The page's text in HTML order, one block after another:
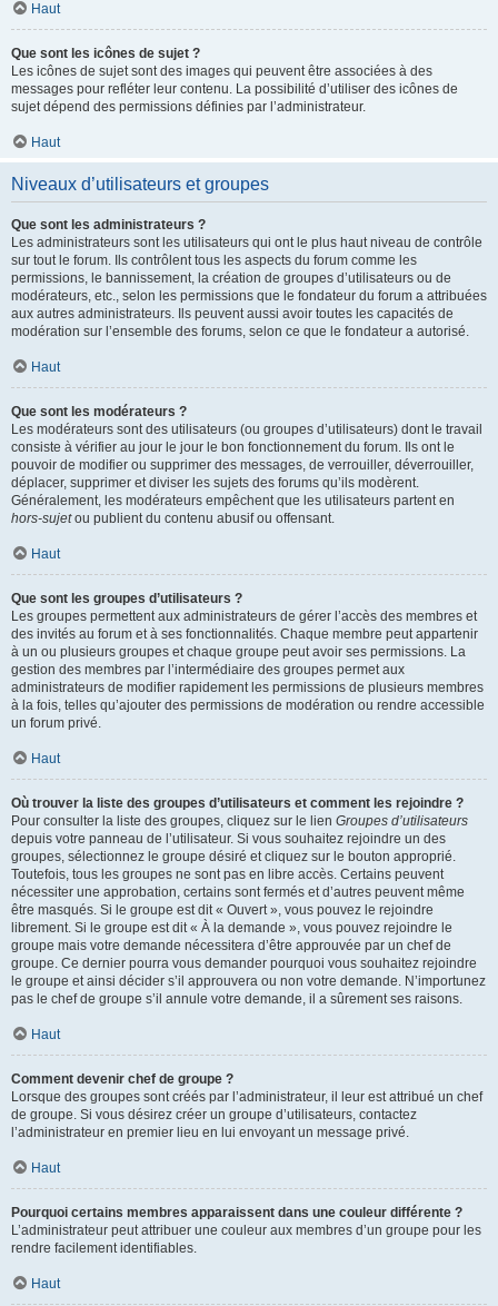
Haut
Que sont les icônes de sujet ?
Les icônes de sujet sont des images qui peuvent être associées à des
messages pour refléter leur contenu. La possibilité d’utiliser des icônes de
sujet dépend des permissions définies par l’administrateur.
Haut
Niveaux d’utilisateurs et groupes
Que sont les administrateurs ?
Les administrateurs sont les utilisateurs qui ont le plus haut niveau de contrôle
sur tout le forum. Ils contrôlent tous les aspects du forum comme les
permissions, le bannissement, la création de groupes d’utilisateurs ou de
modérateurs, etc., selon les permissions que le fondateur du forum a attribuées
aux autres administrateurs. Ils peuvent aussi avoir toutes les capacités de
modération sur l’ensemble des forums, selon ce que le fondateur a autorisé.
Haut
Que sont les modérateurs ?
Les modérateurs sont des utilisateurs (ou groupes d’utilisateurs) dont le travail
consiste à vérifier au jour le jour le bon fonctionnement du forum. Ils ont le
pouvoir de modifier ou supprimer des messages, de verrouiller, déverrouiller,
déplacer, supprimer et diviser les sujets des forums qu’ils modèrent.
Généralement, les modérateurs empêchent que les utilisateurs partent en
hors-sujetou publient du contenu abusif ou offensant.
Haut
Que sont les groupes d’utilisateurs ?
Les groupes permettent aux administrateurs de gérer l’accès des membres et
des invités au forum et à ses fonctionnalités. Chaque membre peut appartenir
à un ou plusieurs groupes et chaque groupe peut avoir ses permissions. La
gestion des membres par l’intermédiaire des groupes permet aux
administrateurs de modifier rapidement les permissions de plusieurs membres
à la fois, telles qu’ajouter des permissions de modération ou rendre accessible
un forum privé.
Haut
Où trouver la liste des groupes d’utilisateurs et comment les rejoindre ?
Pour consulter la liste des groupes, cliquez sur le lien Groupes d’utilisateurs
depuis votre panneau de l’utilisateur. Si vous souhaitez rejoindre un des
groupes, sélectionnez le groupe désiré et cliquez sur le bouton approprié.
Toutefois, tous les groupes ne sont pas en libre accès. Certains peuvent
nécessiter une approbation, certains sont fermés et d’autres peuvent même
être masqués. Si le groupe est dit « Ouvert », vous pouvez le rejoindre
librement. Si le groupe est dit « À la demande », vous pouvez rejoindre le
groupe mais votre demande nécessitera d’être approuvée par un chef de
groupe. Ce dernier pourra vous demander pourquoi vous souhaitez rejoindre
le groupe et ainsi décider s’il approuvera ou non votre demande. N’importunez
pas le chef de groupe s’il annule votre demande, il a sûrement ses raisons.
Haut
Comment devenir chef de groupe ?
Lorsque des groupes sont créés par l’administrateur, il leur est attribué un chef
de groupe. Si vous désirez créer un groupe d’utilisateurs, contactez
l’administrateur en premier lieu en lui envoyant un message privé.
Haut
Pourquoi certains membres apparaissent dans une couleur différente ?
L’administrateur peut attribuer une couleur aux membres d’un groupe pour les
rendre facilement identifiables.
Haut